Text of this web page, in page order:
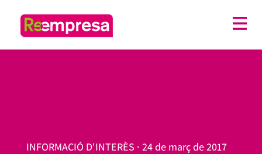
INFORMACIÓ D'INTERÈS · 24 de març de 2017